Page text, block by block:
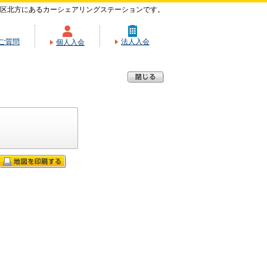
北方にあるカーシェアリングステーションです。
質問 個人入会 法人入会